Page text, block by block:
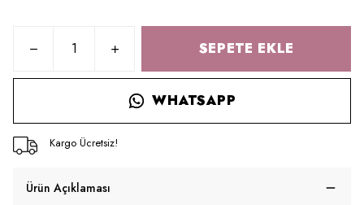
SEPETE EKLE
WHATSAPP
Kargo Ücretsiz!
Ürün Açıklaması